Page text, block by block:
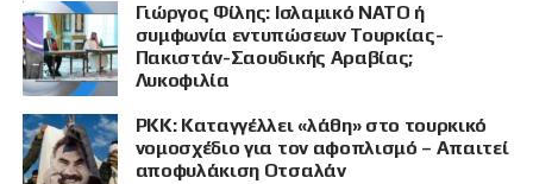
Γιώργος Φίλης: Ισλαμικό ΝΑΤΟ ή
συμφωνία εντυπώσεων Τουρκίας-
Πακιστάν-Σαουδικής Αραβίας;
Λυκοφιλία
PKK: Καταγγέλλει «λάθη» στο τουρκικό
νομοσχέδιο για τον αφοπλισμό – Απαιτεί
αποφυλάκιση Οτσαλάν